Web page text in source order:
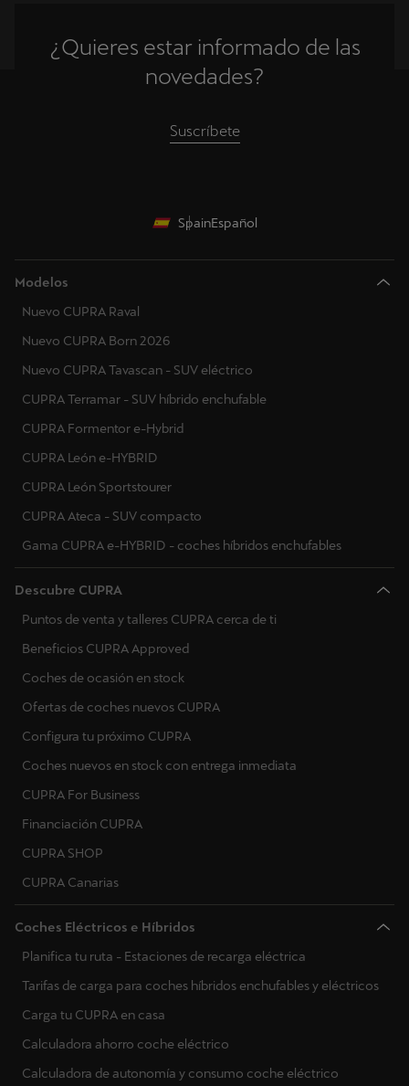
¿Quieres estar informado de las
novedades?
Suscríbete
SpainEspañol
Modelos
Nuevo CUPRA Raval
Nuevo CUPRA Born 2026
Nuevo CUPRA Tavascan - SUV eléctrico
CUPRA Terramar - SUV híbrido enchufable
CUPRA Formentor e-Hybrid
CUPRA León e-HYBRID
CUPRA León Sportstourer
CUPRA Ateca - SUV compacto
Gama CUPRA e-HYBRID - coches híbridos enchufables
Descubre CUPRA
Puntos de venta y talleres CUPRA cerca de ti
Beneficios CUPRA Approved
Coches de ocasión en stock
Ofertas de coches nuevos CUPRA
Configura tu próximo CUPRA
Coches nuevos en stock con entrega inmediata
CUPRA For Business
Financiación CUPRA
CUPRA SHOP
CUPRA Canarias
Coches Eléctricos e Híbridos
Planifica tu ruta - Estaciones de recarga eléctrica
Tarifas de carga para coches híbridos enchufables y eléctricos
Carga tu CUPRA en casa
Calculadora ahorro coche eléctrico
Calculadora de autonomía y consumo coche eléctrico